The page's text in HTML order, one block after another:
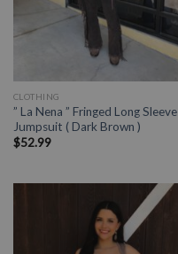
CLOTHING
” La Nena ” Fringed Long Sleeve
Jumpsuit ( Dark Brown )
$52.99